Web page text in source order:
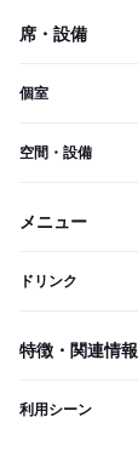
席・設備
個室
空間・設備
メニュー
ドリンク
特徴・関連情報
利用シーン